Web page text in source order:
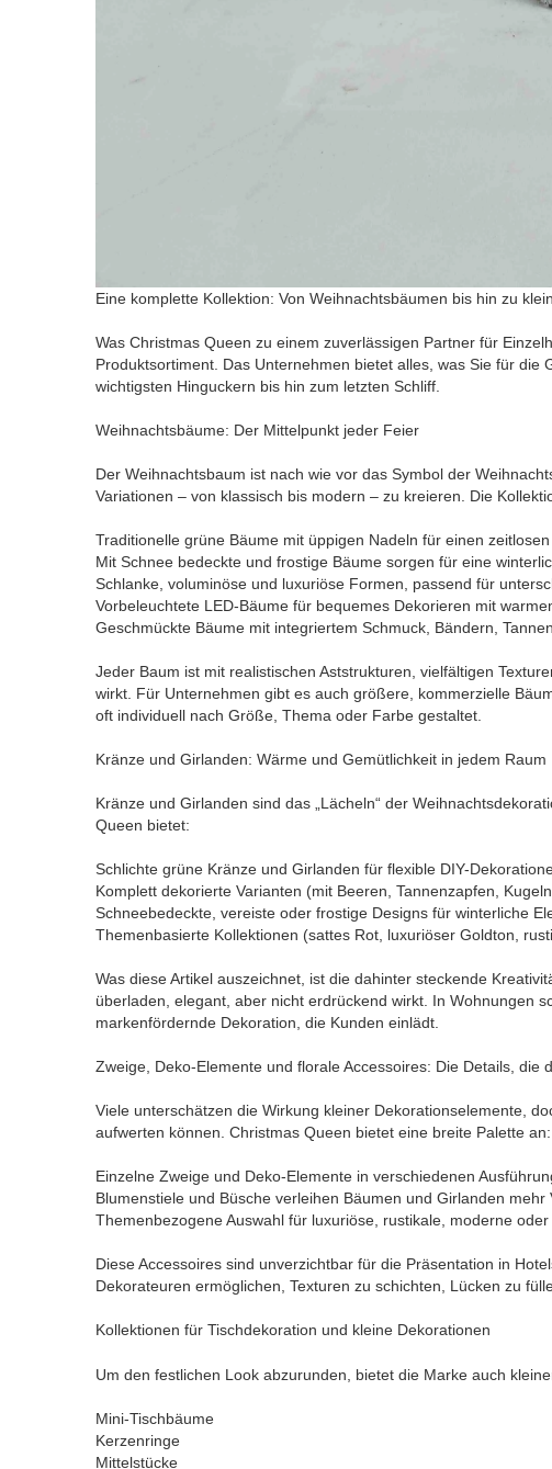
Eine komplette Kollektion: Von Weihnachtsbäumen bis hin zu
Was Christmas Queen zu einem zuverlässigen Partner für
Produktsortiment. Das Unternehmen bietet alles, was Sie für
wichtigsten Hinguckern bis hin zum letzten Schliff.
Weihnachtsbäume: Der Mittelpunkt jeder Feier
Der Weihnachtsbaum ist nach wie vor das Symbol der
Variationen – von klassisch bis modern – zu kreieren. Die
Traditionelle grüne Bäume mit üppigen Nadeln für einen
Mit Schnee bedeckte und frostige Bäume sorgen für eine
Schlanke, voluminöse und luxuriöse Formen, passend für
Vorbeleuchtete LED-Bäume für bequemes Dekorieren mit
Geschmückte Bäume mit integriertem Schmuck, Bändern,
Jeder Baum ist mit realistischen Aststrukturen, vielfältigen
wirkt. Für Unternehmen gibt es auch größere, kommerzielle
oft individuell nach Größe, Thema oder Farbe gestaltet.
Kränze und Girlanden: Wärme und Gemütlichkeit in jedem Raum
Kränze und Girlanden sind das „Lächeln“ der
Queen bietet:
Schlichte grüne Kränze und Girlanden für flexible DIY-
Komplett dekorierte Varianten (mit Beeren, Tannenzapfen,
Schneebedeckte, vereiste oder frostige Designs für winterliche
Themenbasierte Kollektionen (sattes Rot, luxuriöser Goldton,
Was diese Artikel auszeichnet, ist die dahinter steckende
überladen, elegant, aber nicht erdrückend wirkt. In Wohnungen
markenfördernde Dekoration, die Kunden einlädt.
Zweige, Deko-Elemente und florale Accessoires: Die Details, die
Viele unterschätzen die Wirkung kleiner Dekorationselemente,
aufwerten können. Christmas Queen bietet eine breite Palette an:
Einzelne Zweige und Deko-Elemente in verschiedenen
Blumenstiele und Büsche verleihen Bäumen und Girlanden mehr
Themenbezogene Auswahl für luxuriöse, rustikale, moderne
Diese Accessoires sind unverzichtbar für die Präsentation in
Dekorateuren ermöglichen, Texturen zu schichten, Lücken zu
Kollektionen für Tischdekoration und kleine Dekorationen
Um den festlichen Look abzurunden, bietet die Marke auch
Mini-Tischbäume
Kerzenringe
Mittelstücke